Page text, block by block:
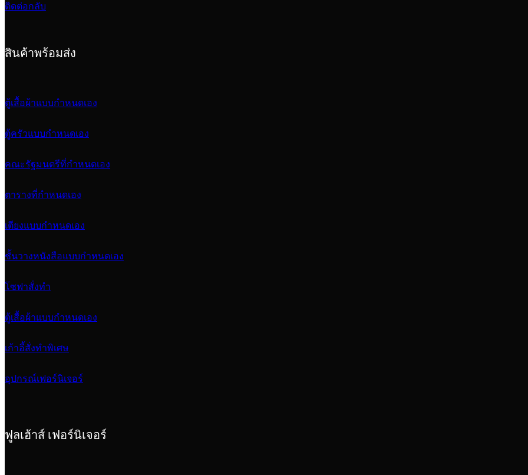
ติดต่อกลับ
สินค้าพร้อมส่ง
ตู้เสื้อผ้าแบบกำหนดเอง
ตู้ครัวแบบกำหนดเอง
คณะรัฐมนตรีที่กำหนดเอง
ตารางที่กำหนดเอง
เตียงแบบกำหนดเอง
ชั้นวางหนังสือแบบกำหนดเอง
โซฟาสั่งทำ
ตู้เสื้อผ้าแบบกำหนดเอง
เก้าอี้สั่งทำพิเศษ
อุปกรณ์เฟอร์นิเจอร์
ฟูลเฮ้าส์ เฟอร์นิเจอร์